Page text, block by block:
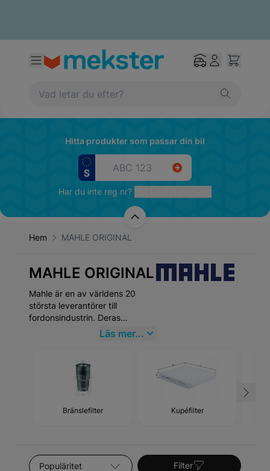
Hitta produkter som passar din bil
Har du inte reg nr?
Hem MAHLE ORIGINAL
MAHLE ORIGINAL
Mahle är en av världens 20
största leverantörer till
fordonsindustrin. Deras
innovativa produkter står för
Mahles teknologiska ledarskap
kan inte minst ses i deras
framgångar inom motorsport
Läs mer...
Bränslefilter Kupéfilter
Sortera efter Filter